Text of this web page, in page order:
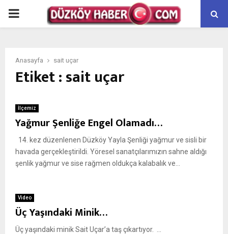
PRIMARY
Anasayfa sait uçar
Etiket : sait uçar
İlçemiz
Yağmur Şenliğe Engel Olamadı…
14. kez düzenlenen Düzköy Yayla Şenliği yağmur ve sisli bir
havada gerçekleştirildi. Yöresel sanatçılarımızın sahne aldığı
şenlik yağmur ve sise rağmen oldukça kalabalık ve...
Video
Üç Yaşındaki Minik…
Üç yaşındaki minik Sait Uçar’a taş çıkartıyor. ...